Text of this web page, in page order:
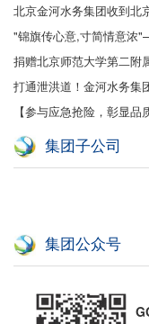
北京金河水务集团收到北
捐赠北京师范大学第二附
打通泄洪道！金河水务集
【参与应急抢险，彰显
集团子公司
集团公众号